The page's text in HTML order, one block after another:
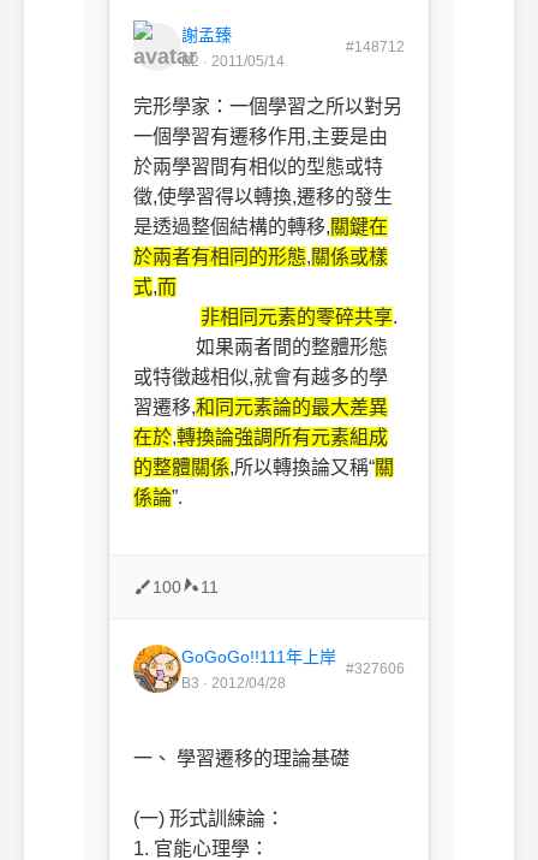
謝孟臻
B2 · 2011/05/14
#148712
完形學家：一個學習之所以對另
一個學習有遷移作用,主要是由
於兩學習間有相似的型態或特
徵,使學習得以轉換,遷移的發生
是透過整個結構的轉移,關鍵在
於兩者有相同的形態,關係或樣
式,而
非相同元素的零碎共享.
如果兩者間的整體形態
或特徵越相似,就會有越多的學
習遷移,和同元素論的最大差異
在於,轉換論強調所有元素組成
的整體關係,所以轉換論又稱“關
係論”.
100 11
GoGoGo!!111年上岸
B3 · 2012/04/28
#327606
一、 學習遷移的理論基礎
(一) 形式訓練論：
1. 官能心理學：